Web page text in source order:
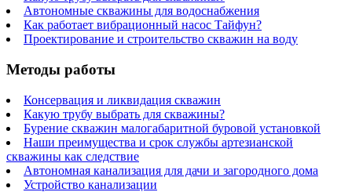
Автономные скважины для водоснабжения
Как работает вибрационный насос Тайфун?
Проектирование и строительство скважин на воду
Методы работы
Консервация и ликвидация скважин
Какую трубу выбрать для скважины?
Бурение скважин малогабаритной буровой установкой
Наши преимущества и срок службы артезианской
скважины как следствие
Автономная канализация для дачи и загородного дома
Устройство канализации